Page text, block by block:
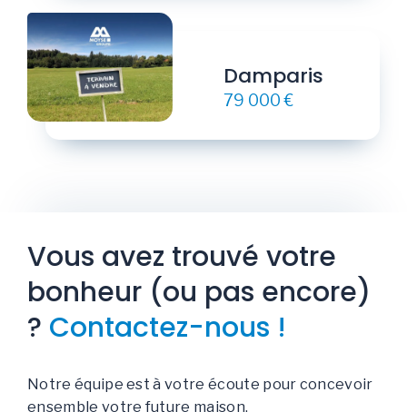
Damparis
79 000 €
Vous avez trouvé votre
bonheur (ou pas encore)
? Contactez-nous !
Notre équipe est à votre écoute pour concevoir
ensemble votre future maison.